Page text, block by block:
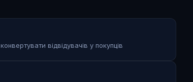
відвідувачів у покупців